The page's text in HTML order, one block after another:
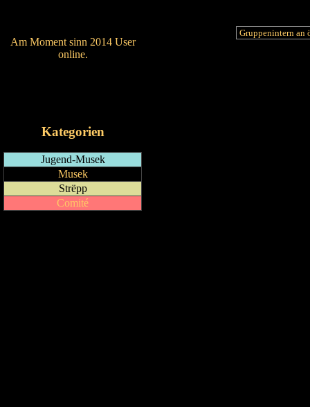
Am Moment sinn 2014 User
online.
Kategorien
Jugend-Musek
Musek
Strëpp
Comité